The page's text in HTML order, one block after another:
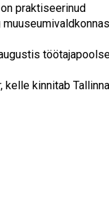
praktiseerinud
kelle kinnitab